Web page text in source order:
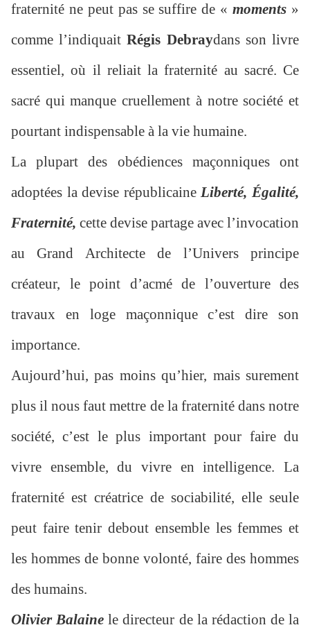
fraternité ne peut pas se suffire de «moments »
comme l’indiquaitRégis Debraydans son livre
essentiel, où il reliait la fraternité au sacré. Ce
sacré qui manque cruellement à notre société et
pourtant indispensable à la vie humaine.
La plupart des obédiences maçonniques ont
adoptées la devise républicaineLiberté, Égalité,
Fraternité, cette devise partage avec l’invocation
au Grand Architecte de l’Univers principe
créateur, le point d’acmé de l’ouverture des
travaux en loge maçonnique c’est dire son
importance.
Aujourd’hui, pas moins qu’hier, mais surement
plus il nous faut mettre de la fraternité dans notre
société, c’est le plus important pour faire du
vivre ensemble, du vivre en intelligence. La
fraternité est créatrice de sociabilité, elle seule
peut faire tenir debout ensemble les femmes et
les hommes de bonne volonté, faire des hommes
des humains.
Olivier Balaine le directeur de la rédaction de la